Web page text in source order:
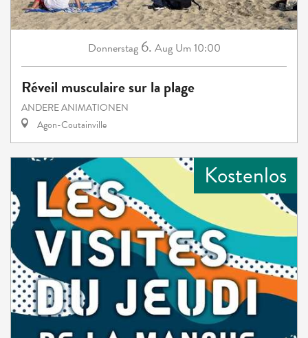
Donnerstag 6. Aug Um 10:00
Réveil musculaire sur la plage
ANDERE ANIMATIONEN
Agon-Coutainville
Kostenlos